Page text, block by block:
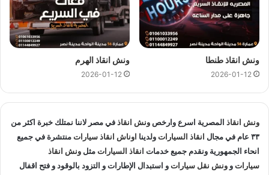
انقاذ السيارات و متخصصون في انقاذ السياراتو لدينا اسطول
سيارات انقاذ
منتشرة في صقر قريش و المناطق المجاوره واوناش
انقاذفي جميع انحاء الجمهورية لإنقاذ ونقل السياراتالمعطلة و
سيارات الحوادث.
انقاذ السيارات:
اذا تعطلت سيارتك او تعرضت لحادث سير يمكنك الاتصال بـ ونش
انقاذ المصرية لانقاذ سيارتك ونقلك في الحال فنحن حريصين علي
تقديم و توفير جميع خدماتانقاذ السياراتالتي قد تحتاج اليها سواء
جر السياراتاونقل السيارات.
ونش انقاذ طنطا
2026-01-12
ونش انقاذ الهرم
2026-01-12
ونش انقاذ المصرية اسرع وارخص ونش انقاذفي مصر لاننا نمتلك خبرة اكثر من
٣٣ عام في مجال
انقاذ السياراتولدينا اوناش انقاذ سياراتمنتشرة في جميع
انحاء الجمهورية ونقدم جميع خدمات انقاذ السياراتمثل ونش انقاذ
سياراتو ونش نقل سياراتو استبدال الإطارات و التزود بالوقود و فتح اقفال